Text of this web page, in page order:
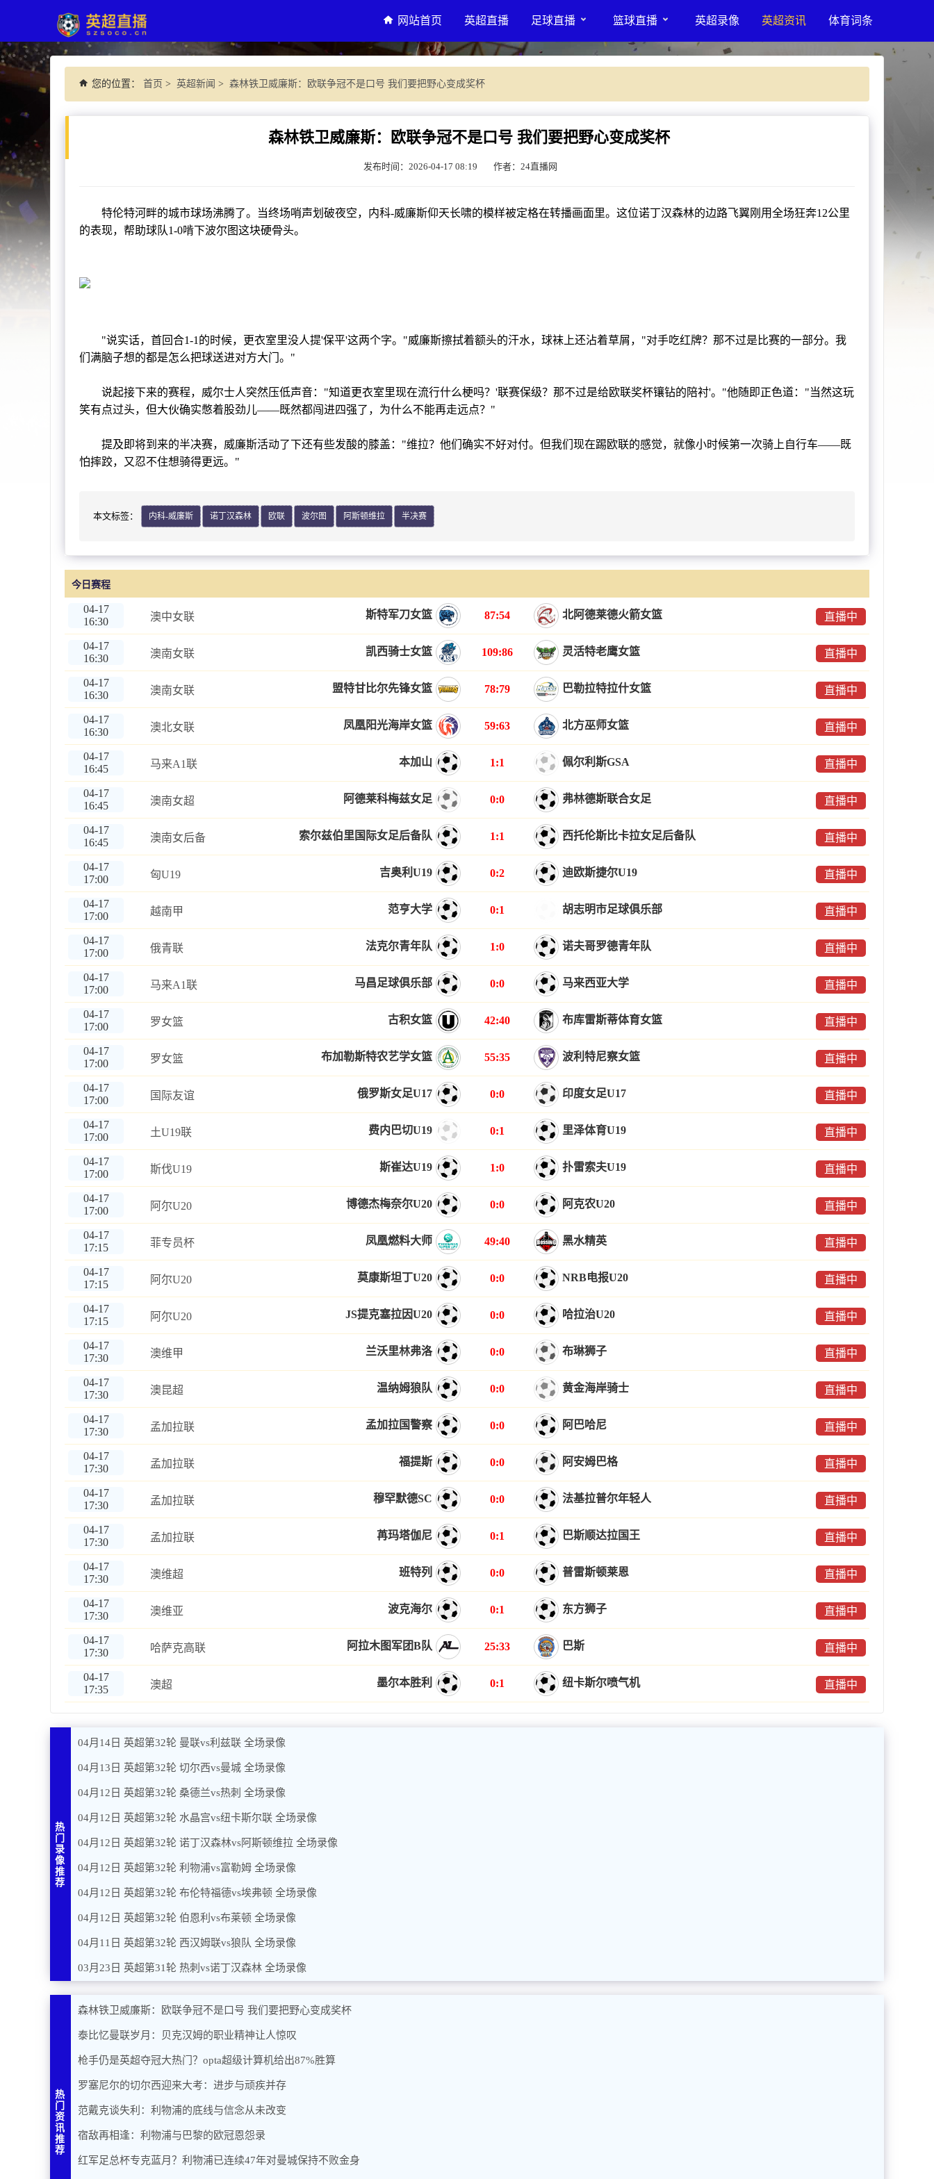
网站首页 英超直播 足球直播 篮球直播 英超录像 英超资讯 体育词条
您的位置： 首页 > 英超新闻 > 森林铁卫威廉斯：欧联争冠不是口号 我们要把野心变成奖杯
森林铁卫威廉斯：欧联争冠不是口号 我们要把野心变成奖杯
发布时间：2026-04-17 08:19 作者：24直播网
特伦特河畔的城市球场沸腾了。当终场哨声划破夜空，内科-威廉斯仰天长啸的模样被定格在转播画面里。这位诺丁汉森林的边路飞翼刚用全场狂奔12公里
的表现，帮助球队1-0啃下波尔图这块硬骨头。
"说实话，首回合1-1的时候，更衣室里没人提'保平'这两个字。"威廉斯擦拭着额头的汗水，球袜上还沾着草屑，"对手吃红牌？那不过是比赛的一部分。我
们满脑子想的都是怎么把球送进对方大门。"
说起接下来的赛程，威尔士人突然压低声音："知道更衣室里现在流行什么梗吗？'联赛保级？那不过是给欧联奖杯镶钻的陪衬'。"他随即正色道："当然这玩
笑有点过头，但大伙确实憋着股劲儿——既然都闯进四强了，为什么不能再走远点？"
提及即将到来的半决赛，威廉斯活动了下还有些发酸的膝盖："维拉？他们确实不好对付。但我们现在踢欧联的感觉，就像小时候第一次骑上自行车——既
怕摔跤，又忍不住想骑得更远。"
本文标签： 内科-威廉斯 诺丁汉森林 欧联 波尔图 阿斯顿维拉 半决赛
今日赛程
04-17
16:30
澳中女联 斯特军刀女篮 87:54 北阿德莱德火箭女篮 直播中
04-17
16:30
澳南女联 凯西骑士女篮 109:86 灵活特老鹰女篮 直播中
04-17
16:30
澳南女联 盟特甘比尔先锋女篮 78:79 巴勒拉特拉什女篮 直播中
04-17
16:30
澳北女联 凤凰阳光海岸女篮 59:63 北方巫师女篮 直播中
04-17
16:45
马来A1联 本加山 1:1 佩尔利斯GSA 直播中
04-17
16:45
澳南女超 阿德莱科梅兹女足 0:0 弗林德斯联合女足 直播中
04-17
16:45
澳南女后备 索尔兹伯里国际女足后备队 1:1 西托伦斯比卡拉女足后备队 直播中
04-17
17:00
匈U19 吉奥利U19 0:2 迪欧斯捷尔U19 直播中
04-17
17:00
越南甲 范亨大学 0:1 胡志明市足球俱乐部 直播中
04-17
17:00
俄青联 法克尔青年队 1:0 诺夫哥罗德青年队 直播中
04-17
17:00
马来A1联 马昌足球俱乐部 0:0 马来西亚大学 直播中
04-17
17:00
罗女篮 古积女篮 42:40 布库雷斯蒂体育女篮 直播中
04-17
17:00
罗女篮 布加勒斯特农艺学女篮 55:35 波利特尼察女篮 直播中
04-17
17:00
国际友谊 俄罗斯女足U17 0:0 印度女足U17 直播中
04-17
17:00
土U19联 费内巴切U19 0:1 里泽体育U19 直播中
04-17
17:00
斯伐U19 斯崔达U19 1:0 扑雷索夫U19 直播中
04-17
17:00
阿尔U20 博德杰梅奈尔U20 0:0 阿克农U20 直播中
04-17
17:15
菲专员杯 凤凰燃料大师 49:40 黑水精英 直播中
04-17
17:15
阿尔U20 莫康斯坦丁U20 0:0 NRB电报U20 直播中
04-17
17:15
阿尔U20 JS提克塞拉因U20 0:0 哈拉治U20 直播中
04-17
17:30
澳维甲 兰沃里林弗洛 0:0 布琳狮子 直播中
04-17
17:30
澳昆超 温纳姆狼队 0:0 黄金海岸骑士 直播中
04-17
17:30
孟加拉联 孟加拉国警察 0:0 阿巴哈尼 直播中
04-17
17:30
孟加拉联 福提斯 0:0 阿安姆巴格 直播中
04-17
17:30
孟加拉联 穆罕默德SC 0:0 法基拉普尔年轻人 直播中
04-17
17:30
孟加拉联 苒玛塔伽尼 0:1 巴斯顺达拉国王 直播中
04-17
17:30
澳维超 班特列 0:0 普雷斯顿莱恩 直播中
04-17
17:30
澳维亚 波克海尔 0:1 东方狮子 直播中
04-17
17:30
哈萨克高联 阿拉木图军团B队 25:33 巴斯 直播中
04-17
17:35
澳超 墨尔本胜利 0:1 纽卡斯尔喷气机 直播中
热
门
录
像
推
荐
04月14日 英超第32轮 曼联vs利兹联 全场录像
04月13日 英超第32轮 切尔西vs曼城 全场录像
04月12日 英超第32轮 桑德兰vs热刺 全场录像
04月12日 英超第32轮 水晶宫vs纽卡斯尔联 全场录像
04月12日 英超第32轮 诺丁汉森林vs阿斯顿维拉 全场录像
04月12日 英超第32轮 利物浦vs富勒姆 全场录像
04月12日 英超第32轮 布伦特福德vs埃弗顿 全场录像
04月12日 英超第32轮 伯恩利vs布莱顿 全场录像
04月11日 英超第32轮 西汉姆联vs狼队 全场录像
03月23日 英超第31轮 热刺vs诺丁汉森林 全场录像
热
门
资
讯
推
荐
森林铁卫威廉斯：欧联争冠不是口号 我们要把野心变成奖杯
泰比忆曼联岁月：贝克汉姆的职业精神让人惊叹
枪手仍是英超夺冠大热门？opta超级计算机给出87%胜算
罗塞尼尔的切尔西迎来大考：进步与顽疾并存
范戴克谈失利：利物浦的底线与信念从未改变
宿敌再相逢：利物浦与巴黎的欧冠恩怨录
红军足总杯专克蓝月？利物浦已连续47年对曼城保持不败金身